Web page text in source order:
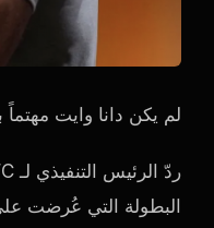
لم يكن دانا وايت